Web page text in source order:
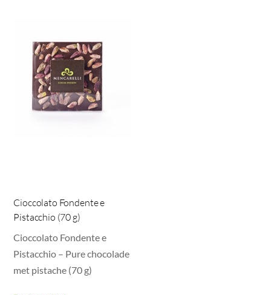
Cioccolato Fondente e
Pistacchio (70 g)
Cioccolato Fondente e
Pistacchio – Pure chocolade
met pistache (70 g)